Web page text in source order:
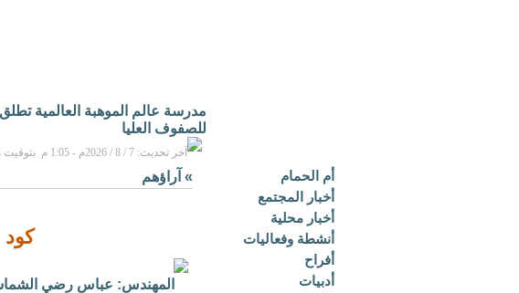
مدرسة عالم الموهبة العالمية
للصفوف العليا
آخر تحديث: 7 / 8 / 2026م - 1:05 م بتوقيت مكة المكرمة
أم الحمام
أخبار المجتمع
أخبار محلية
أنشطة وفعاليات
أفراح
أدبيات
» آراؤهم
كود
المهندس: عباس رضي